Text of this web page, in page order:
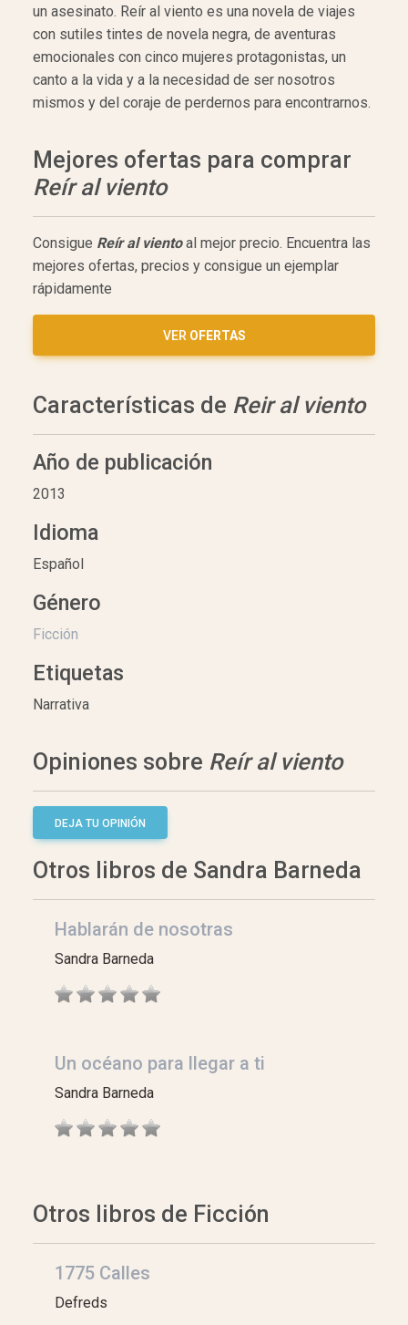
un asesinato. Reír al viento es una novela de viajes
con sutiles tintes de novela negra, de aventuras
emocionales con cinco mujeres protagonistas, un
canto a la vida y a la necesidad de ser nosotros
mismos y del coraje de perdernos para encontrarnos.
Mejores ofertas para comprar
Reír al viento
Consigue Reír al vientoal mejor precio. Encuentra las
mejores ofertas, precios y consigue un ejemplar
rápidamente
VER OFERTAS
Características de Reir al viento
Año de publicación
2013
Idioma
Español
Género
Ficción
Etiquetas
Narrativa
Opiniones sobre Reír al viento
DEJA TU OPINIÓN
Otros libros de Sandra Barneda
Hablarán de nosotras
Sandra Barneda
Un océano para llegar a ti
Sandra Barneda
Otros libros de Ficción
1775 Calles
Defreds